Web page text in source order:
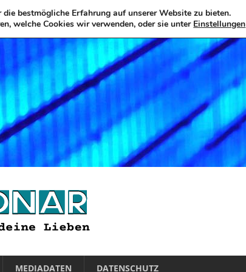
MEDIADATEN DATENSCHUTZ
bestmögliche Erfahrung auf unserer Website zu bieten.
welche Cookies wir verwenden, oder sie unter Einstellungen